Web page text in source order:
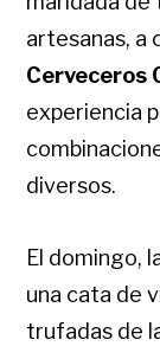
artesanas, a
Cerveceros
experiencia
diversos.
El domingo,
una cata de
trufadas de